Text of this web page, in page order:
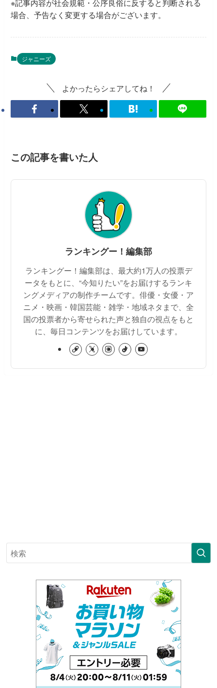
※記事内容が社会規範・公序良俗に反すると判断される
場合、予告なく変更する場合がございます。
ジャニーズ
よかったらシェアしてね！
この記事を書いた人
ランキングー！編集部
ランキングー！編集部は、最大約1万人の投票デ
ータをもとに、“今知りたい”をお届けするランキ
ングメディアの制作チームです。俳優・女優・ア
ニメ・映画・韓国芸能・雑学・地域ネタまで、全
国の投票者から寄せられた声と独自の視点をもと
に、毎日コンテンツをお届けしています。